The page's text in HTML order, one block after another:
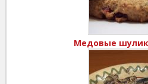
Медовые